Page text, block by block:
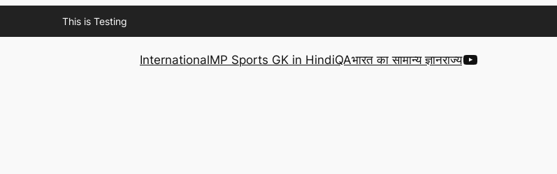
This is Testing
InternationalMP Sports GK in HindiQAभारत का सामान्य ज्ञानराज्यYouTube